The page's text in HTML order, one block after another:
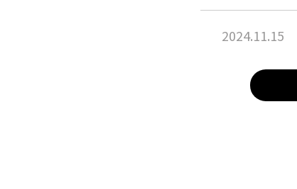
2024.11.15
2024.11.11